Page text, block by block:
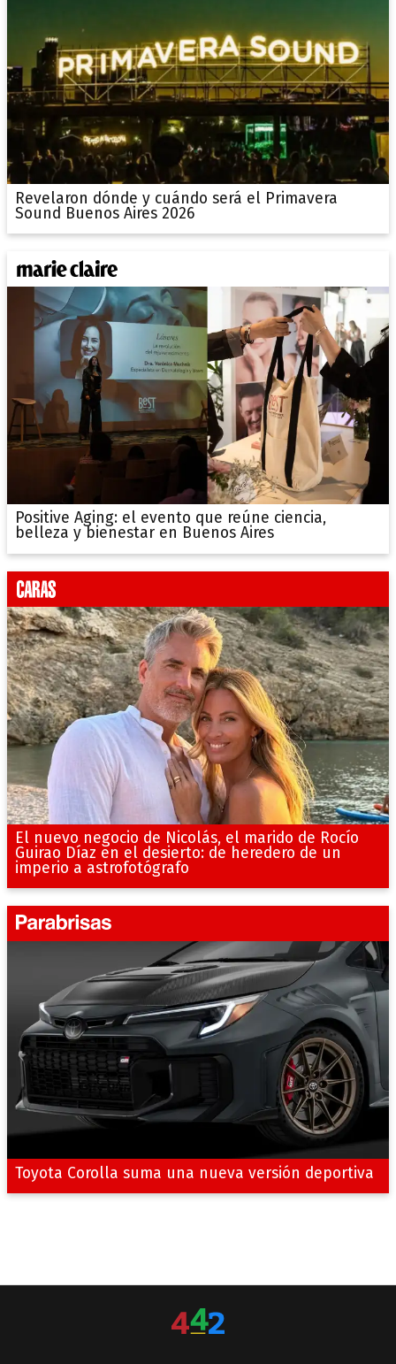
Revelaron dónde y cuándo será el Primavera
Sound Buenos Aires 2026
Positive Aging: el evento que reúne ciencia,
belleza y bienestar en Buenos Aires
El nuevo negocio de Nicolás, el marido de Rocío
Guirao Díaz en el desierto: de heredero de un
imperio a astrofotógrafo
Toyota Corolla suma una nueva versión deportiva